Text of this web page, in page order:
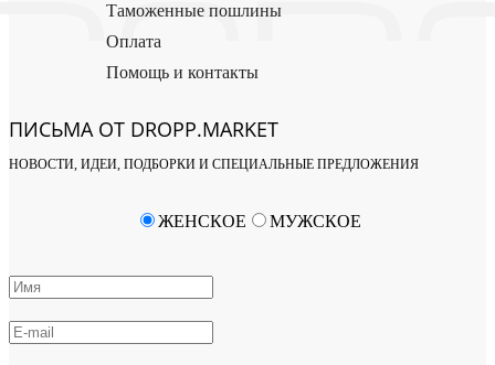
Таможенные пошлины
Оплата
Помощь и контакты
ПИСЬМА ОТ DROPP.MARKET
НОВОСТИ, ИДЕИ, ПОДБОРКИ И СПЕЦИАЛЬНЫЕ ПРЕДЛОЖЕНИЯ
ЖЕНСКОЕ МУЖСКОЕ